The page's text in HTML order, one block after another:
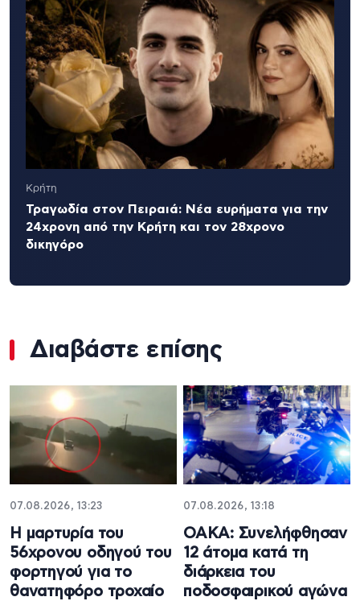
Κρήτη
Τραγωδία στον Πειραιά: Νέα ευρήματα για την
24χρονη από την Κρήτη και τον 28χρονο
δικηγόρο
Διαβάστε επίσης
07.08.2026, 13:23
Η μαρτυρία του
56χρονου οδηγού του
φορτηγού για το
θανατηφόρο τροχαίο
07.08.2026, 13:18
ΟΑΚΑ: Συνελήφθησαν
12 άτομα κατά τη
διάρκεια του
ποδοσφαιρικού αγώνα